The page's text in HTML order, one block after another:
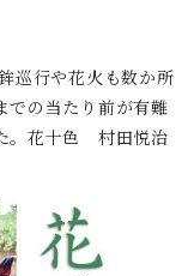
巡行や花火も数か所
での当たり前が有難
。花十色 村田悦治